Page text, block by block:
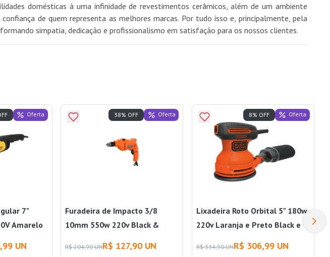
domésticas à uma infinidade de revestimentos cerâmicos, além de um ambiente
de quem representa as melhores marcas. Por tudo isso e, principalmente, pela
simpatia, dedicação e profissionalismo em satisfação para os nossos clientes.
7"
Amarelo
UN
Oferta
Furadeira de Impacto 3/8
10mm 550w 220v Black &
R$ 204,90 UNR$ 127,90 UN
38% OFF Oferta
Lixadeira Roto Orbital 5" 180w
220v Laranja e Preto Black e
R$ 334,90 UNR$ 306,99 UN
8% OFF Oferta